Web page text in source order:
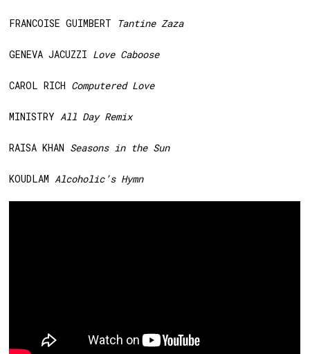
FRANCOISE GUIMBERT Tantine Zaza
GENEVA JACUZZI Love Caboose
CAROL RICH Computered Love
MINISTRYAll Day Remix
RAISA KHAN Seasons in the Sun
KOUDLAMAlcoholic’s Hymn